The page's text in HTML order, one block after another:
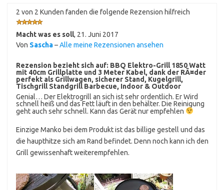
2 von 2 Kunden fanden die folgende Rezension hilfreich
Macht was es soll, 21. Juni 2017
Von Sascha–Alle meine Rezensionen ansehen
Rezension bezieht sich auf: BBQ Elektro-Grill 1850 Watt
mit 40cm Grillplatte und 3 Meter Kabel, dank der RÃ¤der
perfekt als Grillwagen, sicherer Stand, Kugelgrill,
Tischgrill Standgrill Barbecue, Indoor & Outdoor
Genial… Der Elektrogrill an sich ist sehr ordentlich. Er Wird
schnell heiß und das Fett läuft in den behälter. Die Reinigung
geht auch sehr schnell. Kann das Gerät nur empfehlen
Einzige Manko bei dem Produkt ist das billige gestell und das
die haupthitze sich am Rand befindet. Denn noch kann ich den
Grill gewissenhaft weiterempfehlen.